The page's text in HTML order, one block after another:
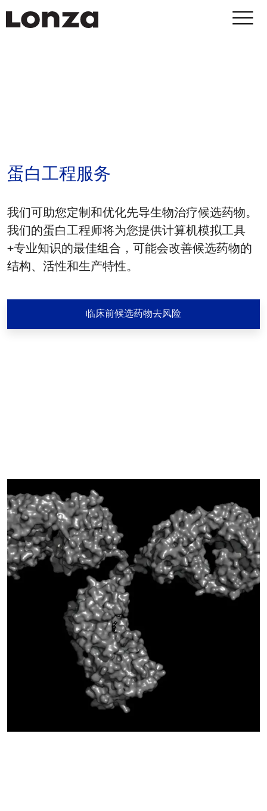
蛋白工程服务
我们可助您定制和优化先导生物治疗候选药物。
我们的蛋白工程师将为您提供计算机模拟工具
+专业知识的最佳组合，可能会改善候选药物的
结构、活性和生产特性。
临床前候选药物去风险